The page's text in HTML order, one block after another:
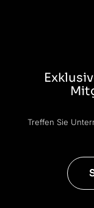
Treffen Sie